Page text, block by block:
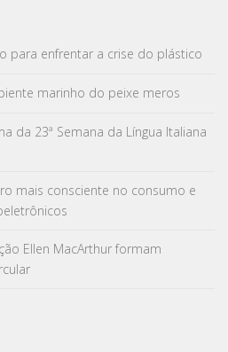
para enfrentar a crise do plástico
marinho do peixe meros
da 23ª Semana da Língua Italiana
mais consciente no consumo e
Ellen MacArthur formam